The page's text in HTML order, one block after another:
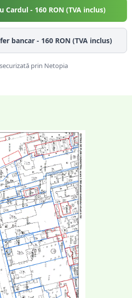
Cardul - 160RON (TVA inclus)
bancar - 160RON (TVA inclus)
prin Netopia